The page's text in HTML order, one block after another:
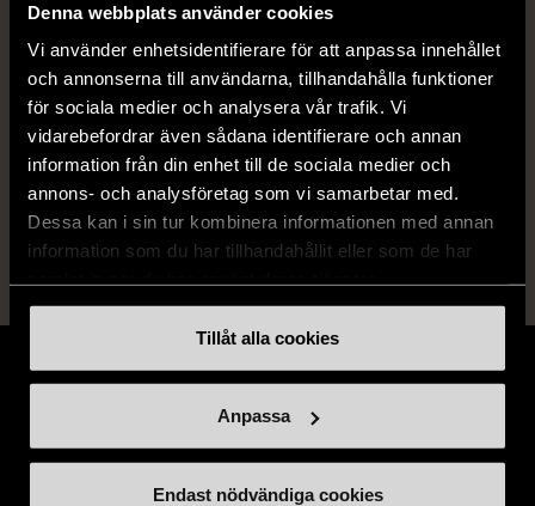
Denna webbplats använder cookies
Vi använder enhetsidentifierare för att anpassa innehållet
och annonserna till användarna, tillhandahålla funktioner
för sociala medier och analysera vår trafik. Vi
vidarebefordrar även sådana identifierare och annan
information från din enhet till de sociala medier och
annons- och analysföretag som vi samarbetar med.
Dessa kan i sin tur kombinera informationen med annan
information som du har tillhandahållit eller som de har
Tillåt alla cookies
Anpassa
Endast nödvändiga cookies
Produkten är sparsamt använd, är av fin
kvalitet och ska inte ha några skador eller
förslitningar.
Läs mer om hur vi bedömer